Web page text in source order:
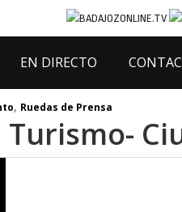
EN DIRECTO
, Ruedas de Prensa